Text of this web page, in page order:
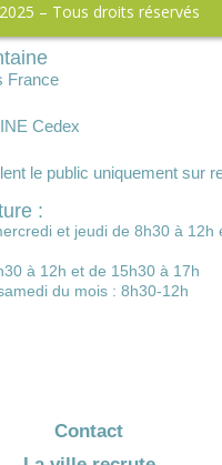
– Tous droits réservés
France
Cedex
le public uniquement sur
:
et jeudi de 8h30 à 12h
à 12h et de 15h30 à 17h
du mois : 8h30-12h
Contact